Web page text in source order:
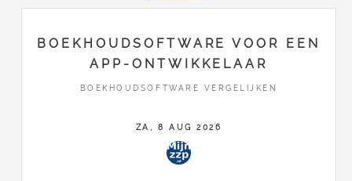
APP-
BOEKHOUDSOFTWARE VOOR EEN
APP-ONTWIKKELAAR
BOEKHOUDSOFTWARE VERGELIJKEN
ZA, 8 AUG 2026